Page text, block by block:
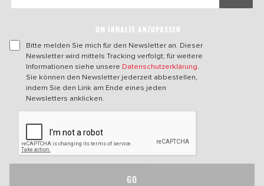
UM INHALTE ANZUPASSEN
Bitte melden Sie mich für den Newsletter an. Dieser
Newsletter wird mittels Tracking verfolgt; für weitere
Informationen siehe unsere Datenschutzerklärung.
Sie können den Newsletter jederzeit abbestellen,
indem Sie den Link am Ende eines jeden
Newsletters anklicken.
GO